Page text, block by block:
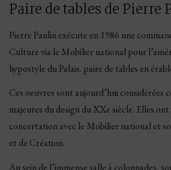
Paire de tables de Pierre
Pierre Paulin exécute en 1986 une
Culture via le Mobilier national pour
hypostyle du Palais. paire de tables en
Ces oeuvres sont aujourd’hui considérées
majeures du design du XXe siècle. Elles
concertation avec le Mobilier national et
et de Création.
Au sein de l’immense salle à colonnades,